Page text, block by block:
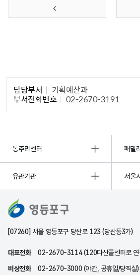
담당부서 기획예산과
부서전화번호 02-2670-3191
동주민센터 패밀
유관기관 서울
[07260] 서울 영등포구 당산로 123 (당산동3가)
대표전화
02-2670-3114 (120다산콜센터로 연
비상전화
02-2670-3000 (야간, 공휴일/당직실)